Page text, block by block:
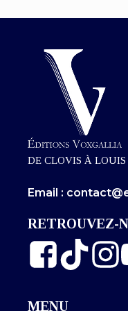
DE CLOVIS À
Email :
RETROUVEZ-
MENU